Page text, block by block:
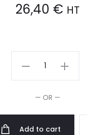
26,40 € HT
Nourissant
Deep
Moisture
— OR —
Add to cart